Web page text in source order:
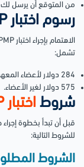
من المتوقع أن يرسل لك
رسوم اختبار PMP
تشمل:
284 دولار لأعضاء المعهد.
575 دولار لغير الأعضاء.
شروط اختبار PMP
قبل أن تبدأ بخطوة إجراء
للشروط التالية:
الشروط